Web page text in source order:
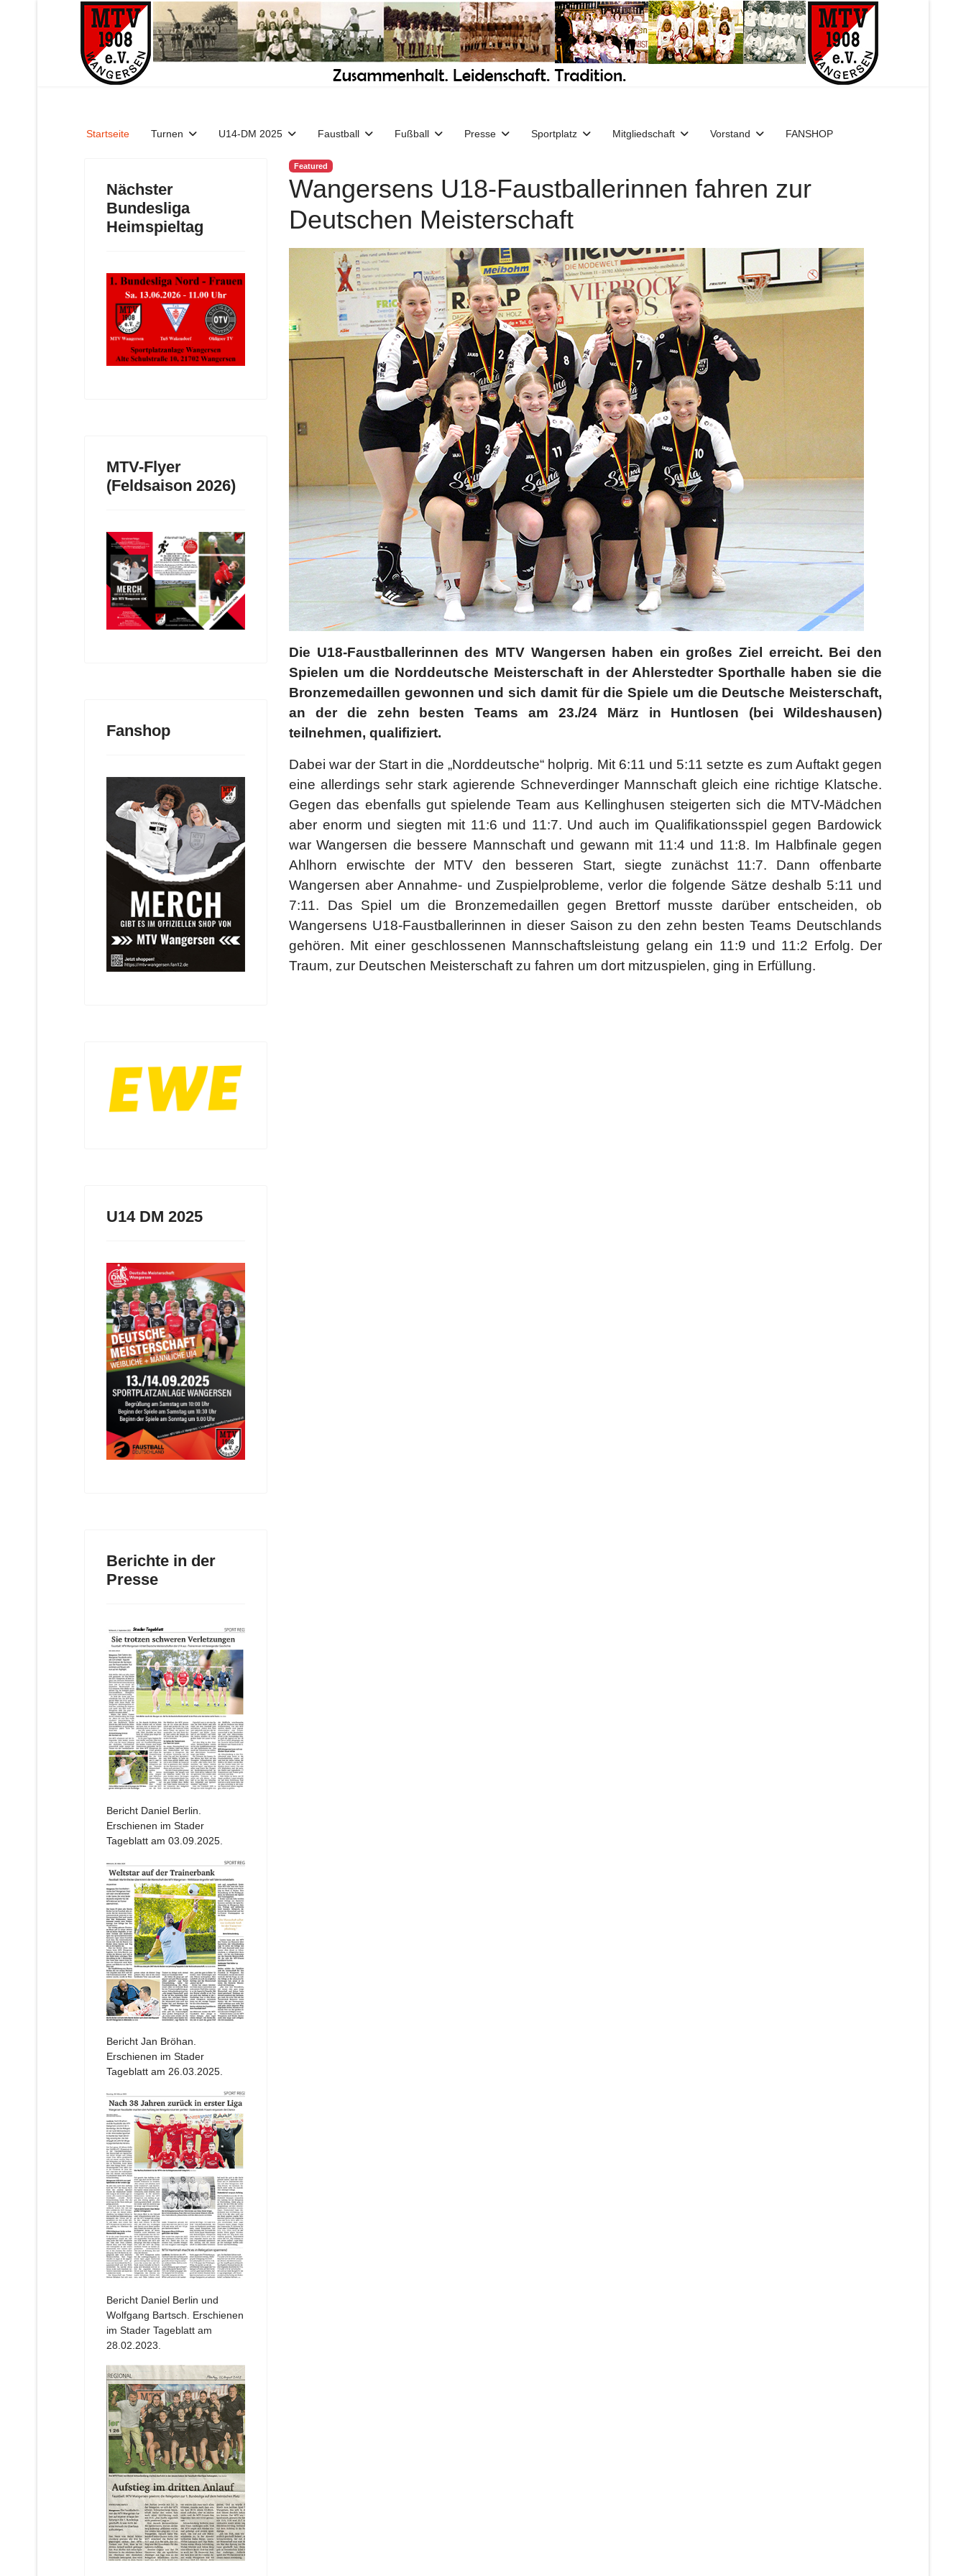
Startseite Turnen U14-DM 2025 Faustball Fußball Presse Sportplatz Mitgliedschaft Vorstand FANSHOP
Nächster
Bundesliga
Heimspieltag
MTV-Flyer
(Feldsaison 2026)
Fanshop
U14 DM 2025
Berichte in der
Presse
Bericht Daniel Berlin.
Erschienen im Stader
Tageblatt am 03.09.2025.
Bericht Jan Bröhan.
Erschienen im Stader
Tageblatt am 26.03.2025.
Bericht Daniel Berlin und
Wolfgang Bartsch. Erschienen
im Stader Tageblatt am
28.02.2023.
Featured
Wangersens U18-Faustballerinnen fahren zur
Deutschen Meisterschaft
Die U18-Faustballerinnen des MTV Wangersen haben ein großes Ziel erreicht. Bei den
Spielen um die Norddeutsche Meisterschaft in der Ahlerstedter Sporthalle haben sie die
Bronzemedaillen gewonnen und sich damit für die Spiele um die Deutsche Meisterschaft,
an der die zehn besten Teams am 23./24 März in Huntlosen (bei Wildeshausen)
teilnehmen, qualifiziert.
Dabei war der Start in die „Norddeutsche“ holprig. Mit 6:11 und 5:11 setzte es zum Auftakt gegen
eine allerdings sehr stark agierende Schneverdinger Mannschaft gleich eine richtige Klatsche.
Gegen das ebenfalls gut spielende Team aus Kellinghusen steigerten sich die MTV-Mädchen
aber enorm und siegten mit 11:6 und 11:7. Und auch im Qualifikationsspiel gegen Bardowick
war Wangersen die bessere Mannschaft und gewann mit 11:4 und 11:8. Im Halbfinale gegen
Ahlhorn erwischte der MTV den besseren Start, siegte zunächst 11:7. Dann offenbarte
Wangersen aber Annahme- und Zuspielprobleme, verlor die folgende Sätze deshalb 5:11 und
7:11. Das Spiel um die Bronzemedaillen gegen Brettorf musste darüber entscheiden, ob
Wangersens U18-Faustballerinnen in dieser Saison zu den zehn besten Teams Deutschlands
gehören. Mit einer geschlossenen Mannschaftsleistung gelang ein 11:9 und 11:2 Erfolg. Der
Traum, zur Deutschen Meisterschaft zu fahren um dort mitzuspielen, ging in Erfüllung.